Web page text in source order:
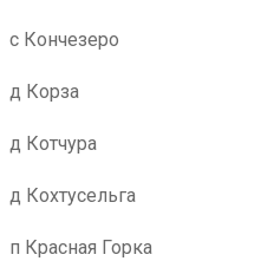
с Кончезеро
д Корза
д Котчура
д Кохтусельга
п Красная Горка